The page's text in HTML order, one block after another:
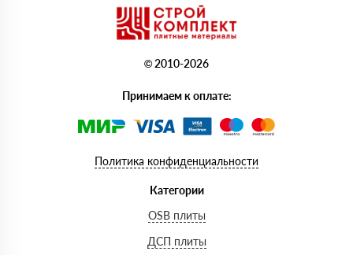
© 2010-2026
Принимаем к оплате:
Политика конфиденциальности
Категории
OSB плиты
ДСП плиты